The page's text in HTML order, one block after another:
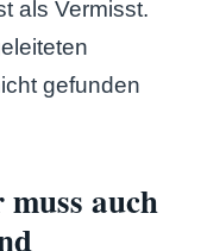
als Vermisst.
gefunden
auch